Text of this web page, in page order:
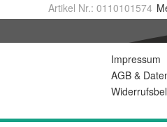
Artikel Nr.: 0110101574
Impressum
AGB &